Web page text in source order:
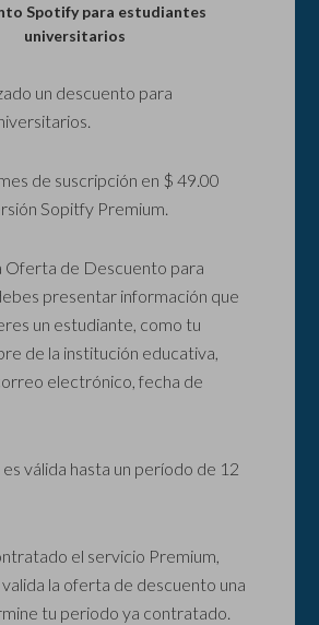
Spotify para estudiantes
universitarios
un descuento para
de suscripción en $ 49.00
Sopitfy Premium.
Oferta de Descuento para
presentar información que
un estudiante, como tu
de la institución educativa,
electrónico, fecha de
válida hasta un período de 12
el servicio Premium,
la oferta de descuento una
tu periodo ya contratado.